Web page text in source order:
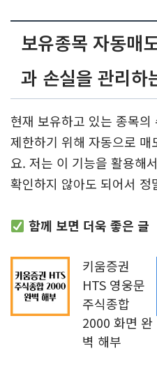
보유종목 자동매
과 손실을 관리하
현재 보유하고 있는 종목
제한하기 위해 자동으로
요. 저는 이 기능을 활용해
확인하지 않아도 되어서 정
함께 보면 더욱 좋은 글
키움증권
HTS 영웅문
주식종합
2000 화면 완
벽 해부